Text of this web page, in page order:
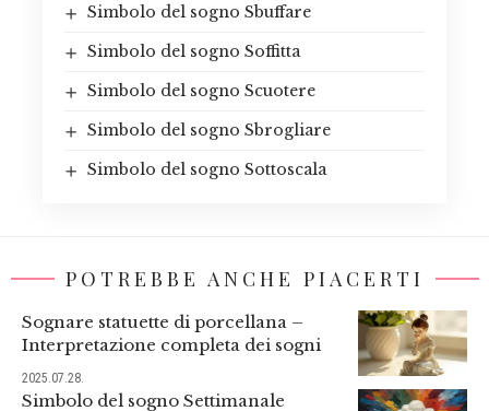
Simbolo del sogno Sbuffare
Simbolo del sogno Soffitta
Simbolo del sogno Scuotere
Simbolo del sogno Sbrogliare
Simbolo del sogno Sottoscala
POTREBBE ANCHE PIACERTI
Sognare statuette di porcellana –
Interpretazione completa dei sogni
2025.07.28.
Simbolo del sogno Settimanale